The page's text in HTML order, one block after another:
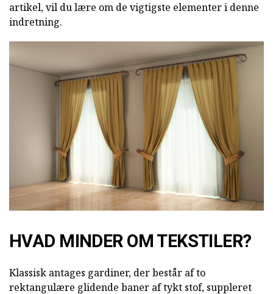
artikel, vil du lære om de vigtigste elementer i denne
indretning.
HVAD MINDER OM TEKSTILER?
Klassisk antages gardiner, der består af to
rektangulære glidende baner af tykt stof, suppleret